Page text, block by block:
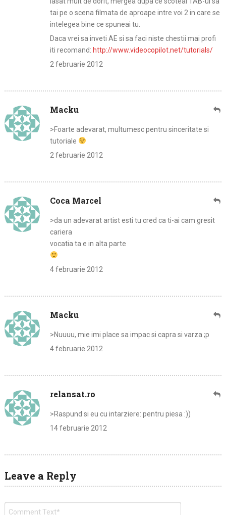
tai pe o scena filmata de aproape intre voi 2 in care se
intelegea bine ce spuneai tu.
Daca vrei sa inveti AE si sa faci niste chestii mai profi
iti recomand: http://www.videocopilot.net/tutorials/
2 februarie 2012
Macku
>Foarte adevarat, multumesc pentru sinceritate si
tutoriale
2 februarie 2012
Coca Marcel
>da un adevarat artist esti tu cred ca ti-ai cam gresit
cariera
vocatia ta e in alta parte
4 februarie 2012
Macku
>Nuuuu, mie imi place sa impac si capra si varza ;p
4 februarie 2012
relansat.ro
>Raspund si eu cu intarziere: pentru piesa :))
14 februarie 2012
Leave a Reply